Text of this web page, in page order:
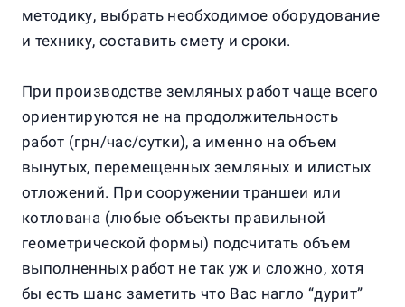
методику, выбрать необходимое оборудование
и технику, составить смету и сроки.
При производстве земляных работ чаще всего
ориентируются не на продолжительность
работ (грн/час/сутки), а именно на объем
вынутых, перемещенных земляных и илистых
отложений. При сооружении траншеи или
котлована (любые объекты правильной
геометрической формы) подсчитать объем
выполненных работ не так уж и сложно, хотя
бы есть шанс заметить что Вас нагло “дурит”